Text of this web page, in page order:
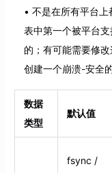
不是在所有平台上
表中第一个被平台
的；有可能需要修
创建一个崩溃-安全
数据
类型
默认值
fsync /